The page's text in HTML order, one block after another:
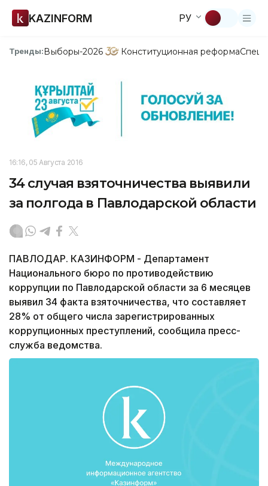
KAZINFORM РУ
Тренды:Выборы-2026 Конституционная реформа
16:16, 05 Августа 2016
34 случая взяточничества выявили
за полгода в Павлодарской области
ПАВЛОДАР. КАЗИНФОРМ - Департамент
Национального бюро по противодействию
коррупции по Павлодарской области за 6 месяцев
выявил 34 факта взяточничества, что составляет
28% от общего числа зарегистрированных
коррупционных преступлений, сообщила пресс-
служба ведомства.